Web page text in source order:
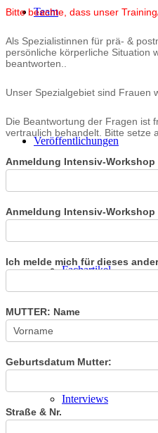
Team
Veröffentlichungen
Fachartikel
Interviews
Bitte beachte, dass unser
Als Spezialistinnen für prä- &
persönliche körperliche Situation
beantworten..
Unser Spezialgebiet sind Frauen
Die Beantwortung der Fragen ist
vertraulich behandelt. Bitte setze
Anmeldung Intensiv-
Anmeldung Intensiv-
Ich melde mich für dieses
MUTTER: Name
Geburtsdatum Mutter:
Straße & Nr.